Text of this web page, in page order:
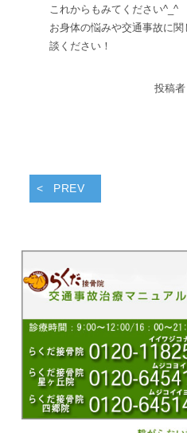
これからもみてください^_^
お身体の悩みや交通事故に
談ください！
投稿
PREV